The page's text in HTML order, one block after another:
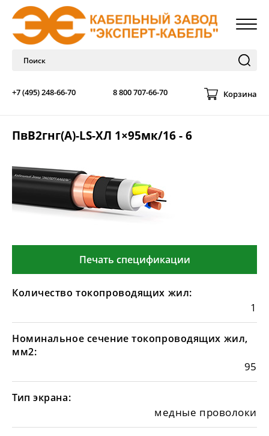
+7 (495) 248-66-70 8 800 707-66-70 Корзина
ПвВ2гнг(А)-LS-ХЛ 1×95мк/16 - 6
Печать спецификации
Количество токопроводящих жил:
1
Номинальное сечение токопроводящих жил,
мм2:
95
Тип экрана:
медные проволоки